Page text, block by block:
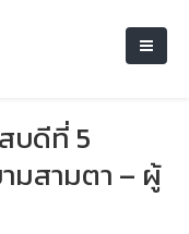
บดีที่ 5
มสามตา – ผู้